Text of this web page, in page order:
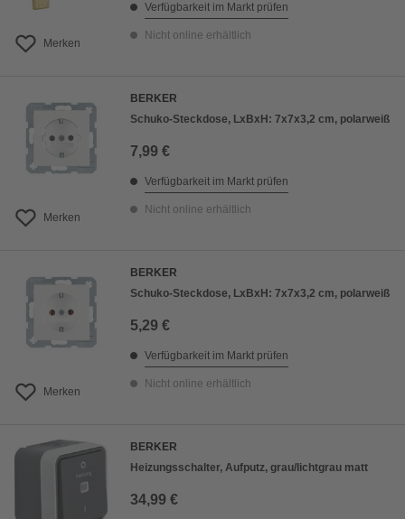
Merken
Verfügbarkeit im Markt prüfen
Nicht online erhältlich
Merken
BERKER
Schuko-Steckdose, LxBxH: 7x7x3,2 cm, polarweiß
7,99 €
Verfügbarkeit im Markt prüfen
Nicht online erhältlich
Merken
BERKER
Schuko-Steckdose, LxBxH: 7x7x3,2 cm, polarweiß
5,29 €
Verfügbarkeit im Markt prüfen
Nicht online erhältlich
BERKER
Heizungsschalter, Aufputz, grau/lichtgrau matt
34,99 €